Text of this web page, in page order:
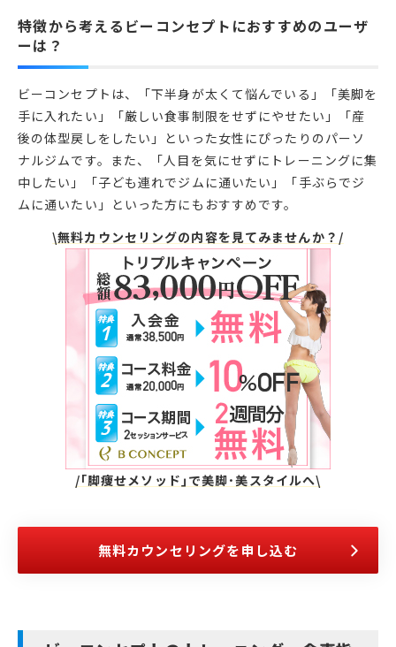
特徴から考えるビーコンセプトにおすすめのユーザ
ーは？
ビーコンセプトは、「下半身が太くて悩んでいる」「美脚を
手に入れたい」「厳しい食事制限をせずにやせたい」「産
後の体型戻しをしたい」といった女性にぴったりのパーソ
ナルジムです。また、「人目を気にせずにトレーニングに集
中したい」「子ども連れでジムに通いたい」「手ぶらでジ
ムに通いたい」といった方にもおすすめです。
\無料カウンセリングの内容を見てみませんか？/
/｢脚痩せメソッド｣で美脚･美スタイルへ\
無料カウンセリングを申し込む